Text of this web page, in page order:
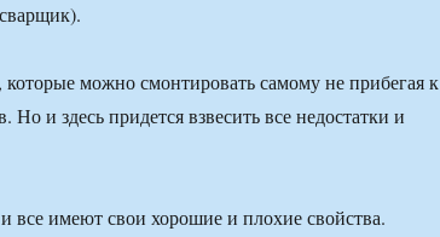
можно смонтировать самому не прибегая к
и здесь придется взвесить все недостатки и
все имеют свои хорошие и плохие свойства.